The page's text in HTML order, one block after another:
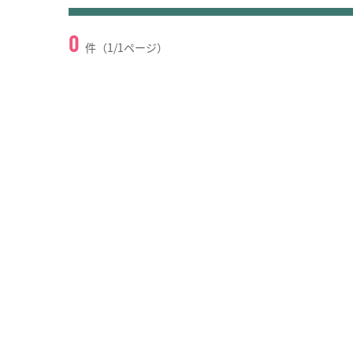
0 件（1/1ページ）